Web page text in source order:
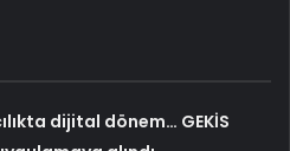
dijital dönem… GEKİS